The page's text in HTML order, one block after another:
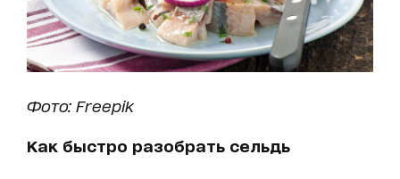
Фото: Freepik
Как быстро разобрать сельдь